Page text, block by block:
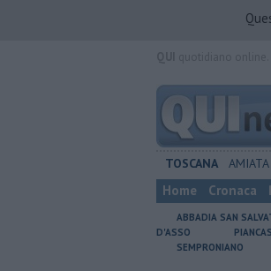
TOSCANA AMIATA
Home Cronaca
ABBADIA SAN
D'ASSO
SEMPRONIANO